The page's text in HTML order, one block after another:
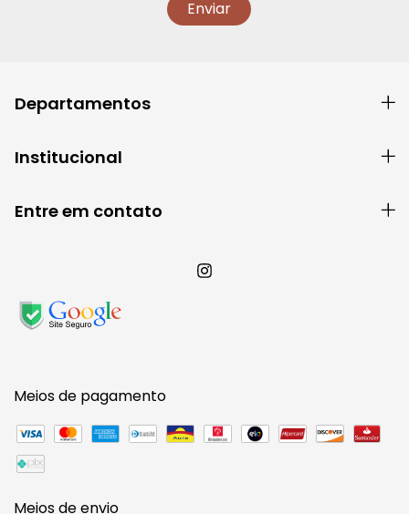
Departamentos
Institucional
Entre em contato
Meios de pagamento
Meios de envio